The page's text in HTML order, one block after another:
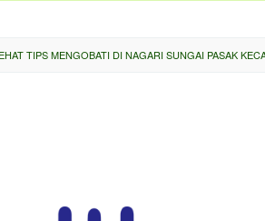
TIPS MENGOBATI DI NAGARI SUNGAI PASAK